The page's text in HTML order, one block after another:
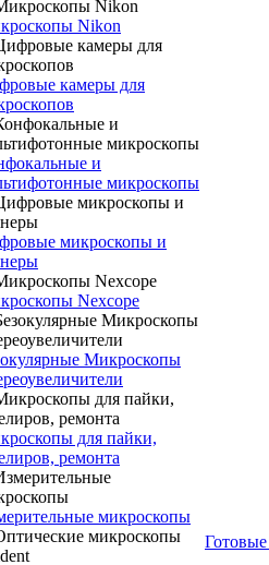
Nikon
камеры для
и
микроскопы
микроскопы и
Nexcope
Микроскопы
для пайки,
ремонта
микроскопы